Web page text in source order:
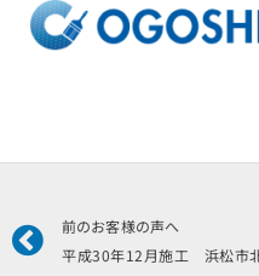
ッ
Prev
前のお客様の声へ
平成30年12月施工 浜松市